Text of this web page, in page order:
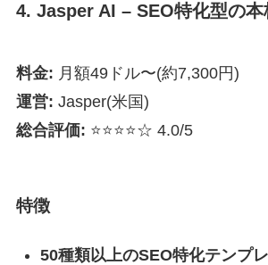
4. Jasper AI – SEO特化型の本
料金: 月額49ドル〜(約7,300円)
運営: Jasper(米国)
総合評価: ⭐⭐⭐⭐☆ 4.0/5
特徴
50種類以上のSEO特化テンプ